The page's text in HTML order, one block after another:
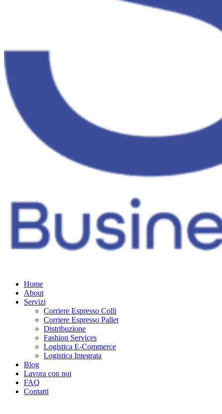
Home
About
Servizi
Corriere Espresso Colli
Corriere Espresso Pallet
Distribuzione
Fashion Services
Logistica E-Commerce
Logistica Integrata
Blog
Lavora con noi
FAQ
Contatti